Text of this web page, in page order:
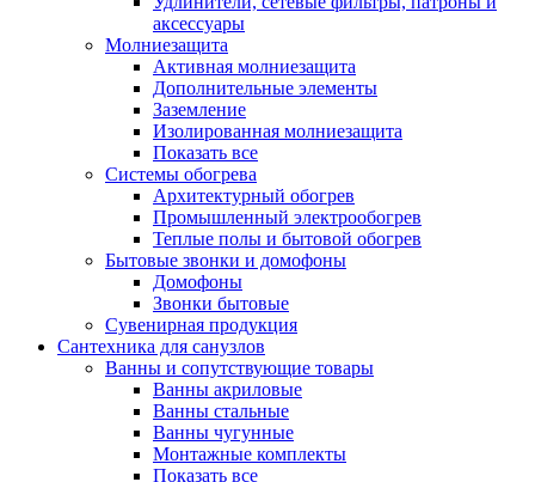
аксессуары
Молниезащита
Активная молниезащита
Дополнительные элементы
Заземление
Изолированная молниезащита
Показать все
Системы обогрева
Архитектурный обогрев
Промышленный электрообогрев
Теплые полы и бытовой обогрев
Бытовые звонки и домофоны
Домофоны
Звонки бытовые
Сувенирная продукция
Сантехника для санузлов
Ванны и сопутствующие товары
Ванны акриловые
Ванны стальные
Ванны чугунные
Монтажные комплекты
Показать все